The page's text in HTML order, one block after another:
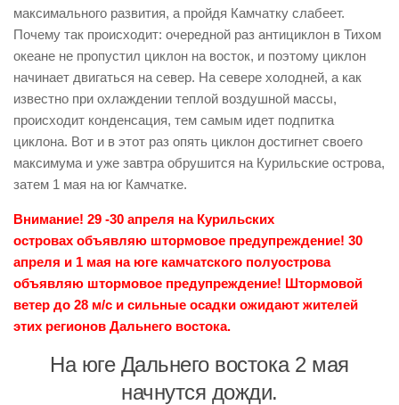
максимального развития, а пройдя Камчатку слабеет.
Почему так происходит: очередной раз антициклон в Тихом
океане не пропустил циклон на восток, и поэтому циклон
начинает двигаться на север. На севере холодней, а как
известно при охлаждении теплой воздушной массы,
происходит конденсация, тем самым идет подпитка
циклона. Вот и в этот раз опять циклон достигнет своего
максимума и уже завтра обрушится на Курильские острова,
затем 1 мая на юг Камчатке.
Внимание! 29 -30 апреля на Курильских
островах объявляю штормовое предупреждение! 30
апреля и 1 мая на юге камчатского полуострова
объявляю штормовое предупреждение! Штормовой
ветер до 28 м/с и сильные осадки ожидают жителей
этих регионов Дальнего востока.
На юге Дальнего востока 2 мая
начнутся дожди.